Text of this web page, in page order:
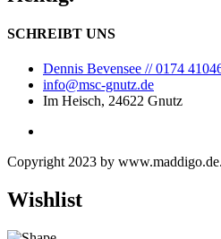
SCHREIBT UNS
Dennis Bevensee // 0174
info@msc-gnutz.de
Im Heisch, 24622 Gnutz
Copyright 2023 by www.maddigo.de
Wishlist